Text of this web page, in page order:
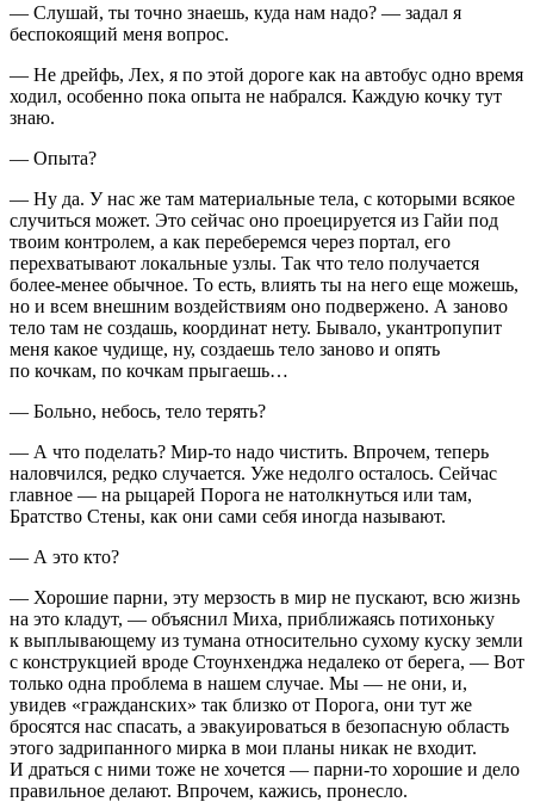
— Слушай, ты точно знаешь, куда нам надо? — задал я
беспокоящий меня вопрос.
— Не дрейфь, Лех, я по этой дороге как на автобус одно время
ходил, особенно пока опыта не набрался. Каждую кочку тут
знаю.
— Опыта?
— Ну да. У нас же там материальные тела, с которыми всякое
случиться может. Это сейчас оно проецируется из Гайи под
твоим контролем, а как переберемся через портал, его
перехватывают локальные узлы. Так что тело получается
более-менее обычное. То есть, влиять ты на него еще можешь,
но и всем внешним воздействиям оно подвержено. А заново
тело там не создашь, координат нету. Бывало, укантропупит
меня какое чудище, ну, создаешь тело заново и опять
по кочкам, по кочкам прыгаешь…
— Больно, небось, тело терять?
— А что поделать? Мир-то надо чистить. Впрочем, теперь
наловчился, редко случается. Уже недолго осталось. Сейчас
главное — на рыцарей Порога не натолкнуться или там,
Братство Стены, как они сами себя иногда называют.
— А это кто?
— Хорошие парни, эту мерзость в мир не пускают, всю жизнь
на это кладут, — объяснил Миха, приближаясь потихоньку
к выплывающему из тумана относительно сухому куску земли
с конструкцией вроде Стоунхенджа недалеко от берега, — Вот
только одна проблема в нашем случае. Мы — не они, и,
увидев «гражданских» так близко от Порога, они тут же
бросятся нас спасать, а эвакуироваться в безопасную область
этого задрипанного мирка в мои планы никак не входит.
И драться с ними тоже не хочется — парни-то хорошие и дело
правильное делают. Впрочем, кажись, пронесло.